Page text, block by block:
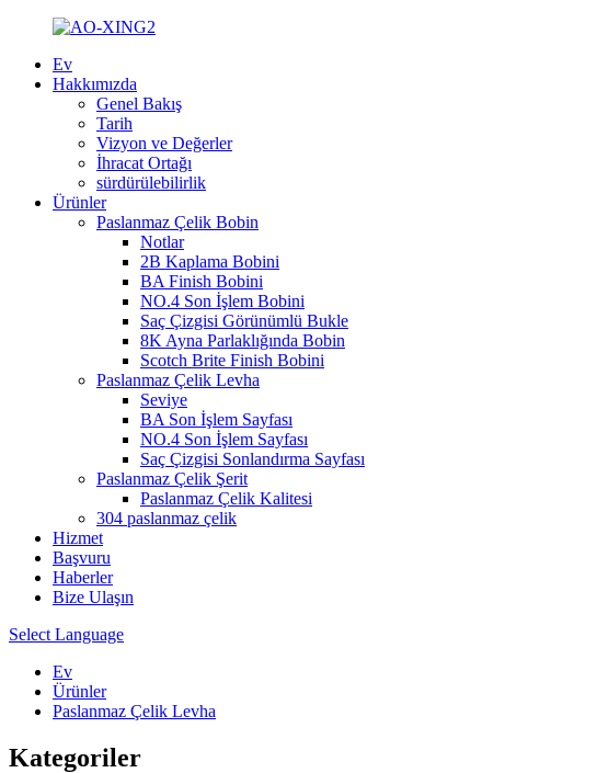
Ev
Hakkımızda
Genel Bakış
Tarih
Vizyon ve Değerler
İhracat Ortağı
sürdürülebilirlik
Ürünler
Paslanmaz Çelik Bobin
Notlar
2B Kaplama Bobini
BA Finish Bobini
NO.4 Son İşlem Bobini
Saç Çizgisi Görünümlü Bukle
8K Ayna Parlaklığında Bobin
Scotch Brite Finish Bobini
Paslanmaz Çelik Levha
Seviye
BA Son İşlem Sayfası
NO.4 Son İşlem Sayfası
Saç Çizgisi Sonlandırma Sayfası
Paslanmaz Çelik Şerit
Paslanmaz Çelik Kalitesi
304 paslanmaz çelik
Hizmet
Başvuru
Haberler
Bize Ulaşın
Select Language
Ev
Ürünler
Paslanmaz Çelik Levha
Kategoriler